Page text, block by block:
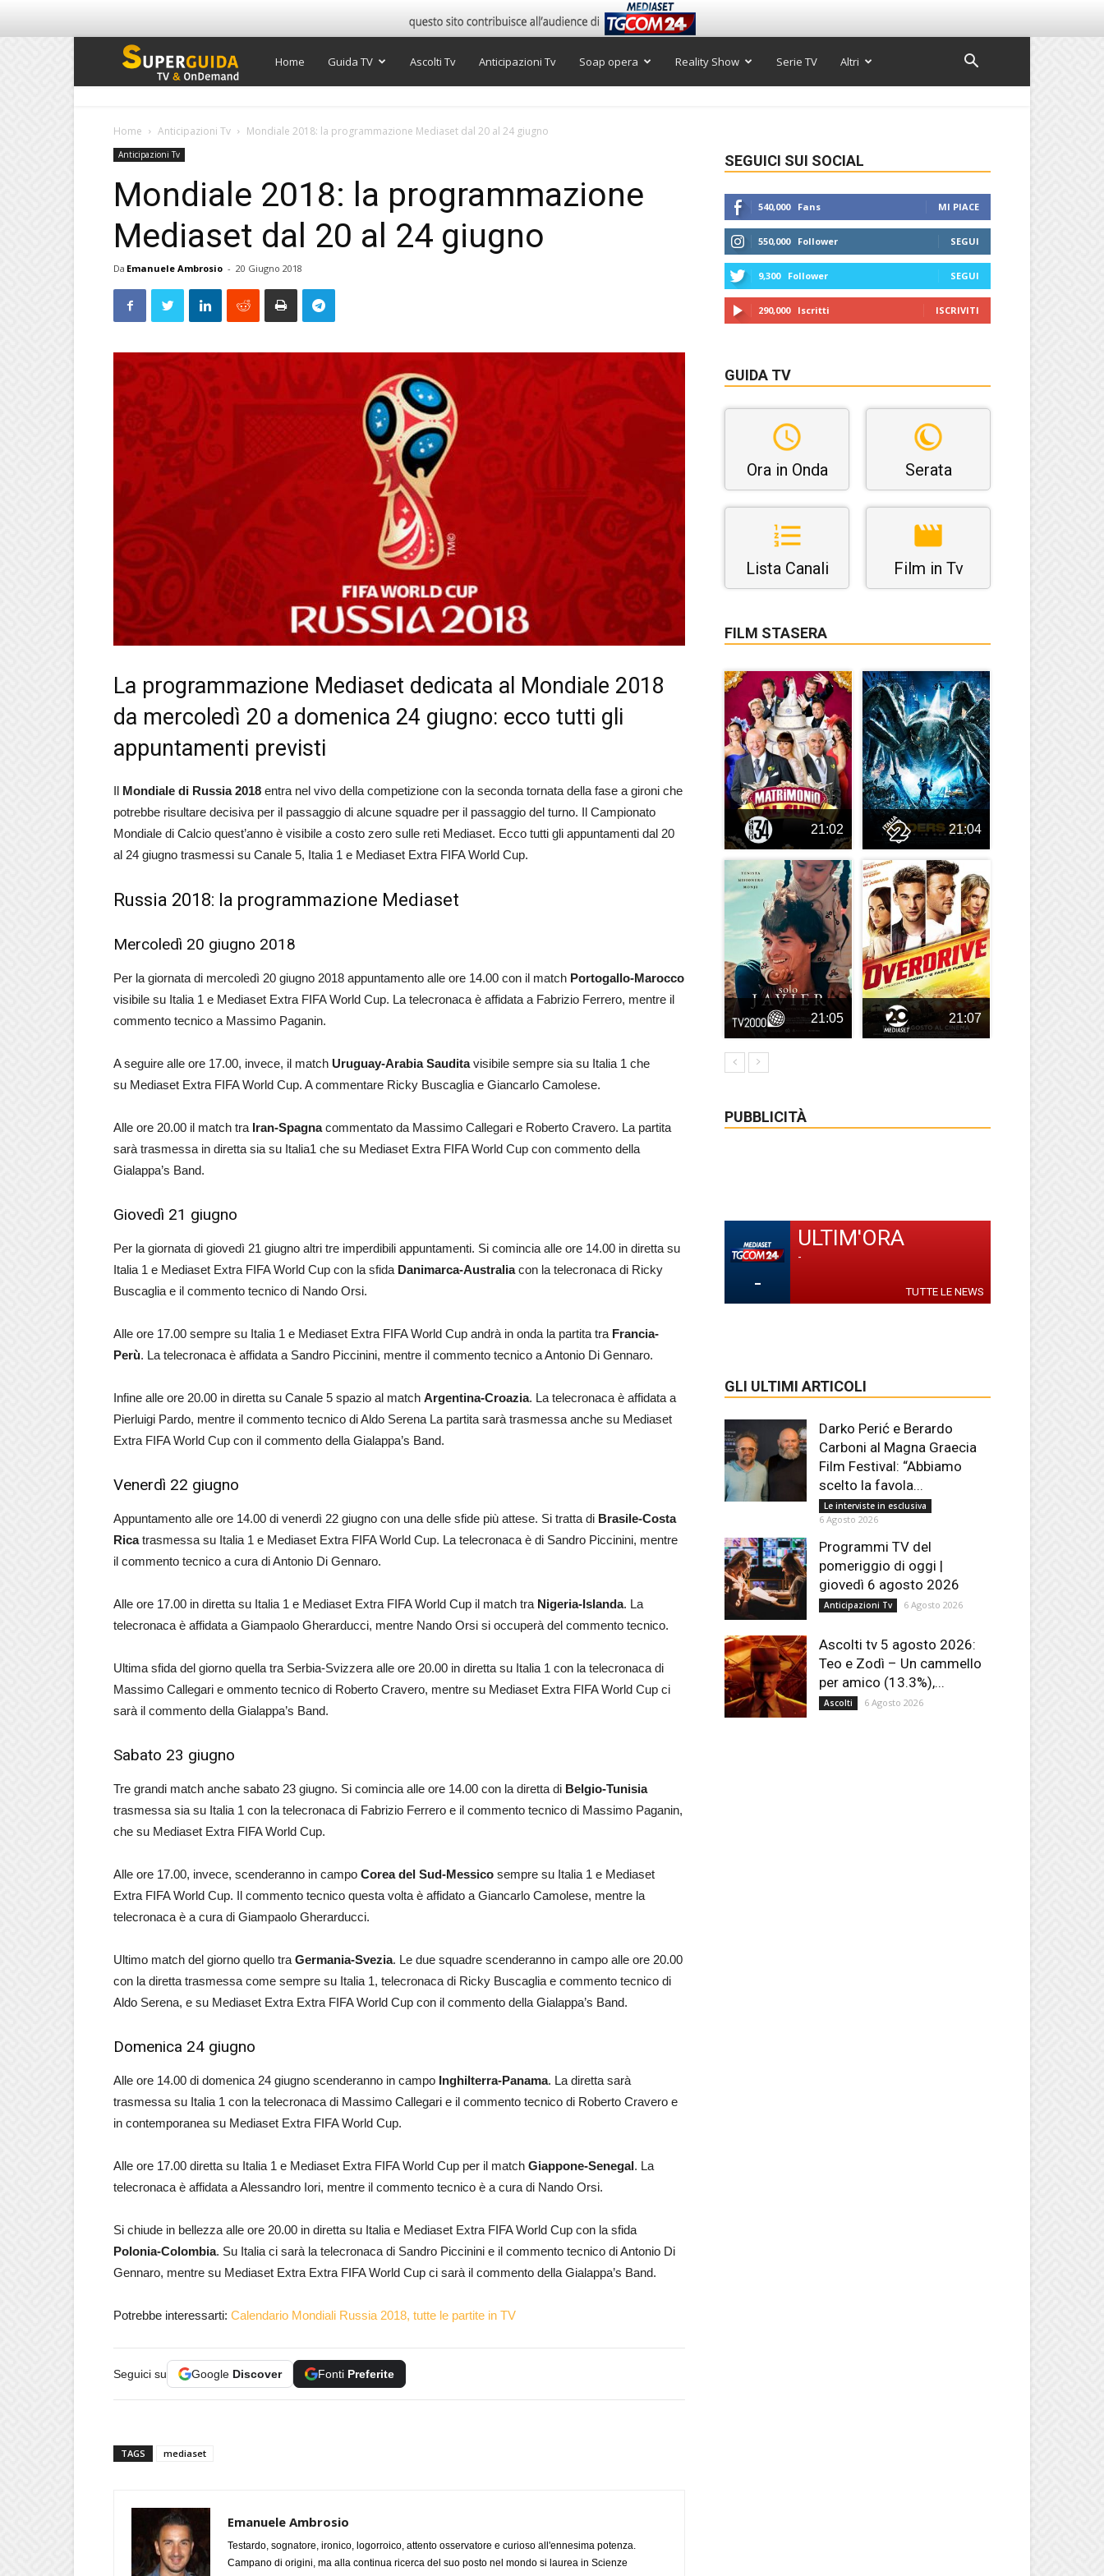
Super
Home Guida TV Ascolti Tv Anticipazioni Tv Soap opera Reality Show Serie TV Altri
Home Anticipazioni Tv Mondiale 2018: la programmazione Mediaset dal 20 al 24 giugno
Anticipazioni Tv
Mondiale 2018: la programmazione
Mediaset dal 20 al 24 giugno
Da Emanuele Ambrosio - 20 Giugno 2018
La programmazione Mediaset dedicata al Mondiale 2018
da mercoledì 20 a domenica 24 giugno: ecco tutti gli
appuntamenti previsti
Il Mondiale di Russia 2018 entra nel vivo della competizione con la seconda tornata della fase a gironi che
potrebbe risultare decisiva per il passaggio di alcune squadre per il passaggio del turno. Il Campionato
Mondiale di Calcio quest’anno è visibile a costo zero sulle reti Mediaset. Ecco tutti gli appuntamenti dal 20
al 24 giugno trasmessi su Canale 5, Italia 1 e Mediaset Extra FIFA World Cup.
Russia 2018: la programmazione Mediaset
Mercoledì 20 giugno 2018
Per la giornata di mercoledì 20 giugno 2018 appuntamento alle ore 14.00 con il match Portogallo-Marocco
visibile su Italia 1 e Mediaset Extra FIFA World Cup. La telecronaca è affidata a Fabrizio Ferrero, mentre il
commento tecnico a Massimo Paganin.
A seguire alle ore 17.00, invece, il match Uruguay-Arabia Sauditavisibile sempre sia su Italia 1 che
su Mediaset Extra FIFA World Cup. A commentare Ricky Buscaglia e Giancarlo Camolese.
Alle ore 20.00 il match tra Iran-Spagnacommentato da Massimo Callegari e Roberto Cravero. La partita
sarà trasmessa in diretta sia su Italia1 che su Mediaset Extra FIFA World Cup con commento della
Gialappa’s Band.
Giovedì 21 giugno
Per la giornata di giovedì 21 giugno altri tre imperdibili appuntamenti. Si comincia alle ore 14.00 in diretta su
Italia 1 e Mediaset Extra FIFA World Cup con la sfida Danimarca-Australiacon la telecronaca di Ricky
Buscaglia e il commento tecnico di Nando Orsi.
Alle ore 17.00 sempre su Italia 1 e Mediaset Extra FIFA World Cup andrà in onda la partita tra Francia-
Perù. La telecronaca è affidata a Sandro Piccinini, mentre il commento tecnico a Antonio Di Gennaro.
Infine alle ore 20.00 in diretta su Canale 5 spazio al match Argentina-Croazia. La telecronaca è affidata a
Pierluigi Pardo, mentre il commento tecnico di Aldo Serena La partita sarà trasmessa anche su Mediaset
Extra FIFA World Cup con il commento della Gialappa’s Band.
Venerdì 22 giugno
Appuntamento alle ore 14.00 di venerdì 22 giugno con una delle sfide più attese. Si tratta di Brasile-Costa
Ricatrasmessa su Italia 1 e Mediaset Extra FIFA World Cup. La telecronaca è di Sandro Piccinini, mentre
il commento tecnico a cura di Antonio Di Gennaro.
Alle ore 17.00 in diretta su Italia 1 e Mediaset Extra FIFA World Cup il match tra Nigeria-Islanda. La
telecronaca è affidata a Giampaolo Gherarducci, mentre Nando Orsi si occuperà del commento tecnico.
Ultima sfida del giorno quella tra Serbia-Svizzera alle ore 20.00 in diretta su Italia 1 con la telecronaca di
Massimo Callegari e ommento tecnico di Roberto Cravero, mentre su Mediaset Extra FIFA World Cup ci
sarà il commento della Gialappa’s Band.
Sabato 23 giugno
Tre grandi match anche sabato 23 giugno. Si comincia alle ore 14.00 con la diretta di Belgio-Tunisia
trasmessa sia su Italia 1 con la telecronaca di Fabrizio Ferrero e il commento tecnico di Massimo Paganin,
che su Mediaset Extra FIFA World Cup.
Alle ore 17.00, invece, scenderanno in campo Corea del Sud-Messico sempre su Italia 1 e Mediaset
Extra FIFA World Cup. Il commento tecnico questa volta è affidato a Giancarlo Camolese, mentre la
telecronaca è a cura di Giampaolo Gherarducci.
Ultimo match del giorno quello tra Germania-Svezia. Le due squadre scenderanno in campo alle ore 20.00
con la diretta trasmessa come sempre su Italia 1, telecronaca di Ricky Buscaglia e commento tecnico di
Aldo Serena, e su Mediaset Extra Extra FIFA World Cup con il commento della Gialappa’s Band.
Domenica 24 giugno
Alle ore 14.00 di domenica 24 giugno scenderanno in campo Inghilterra-Panama. La diretta sarà
trasmessa su Italia 1 con la telecronaca di Massimo Callegari e il commento tecnico di Roberto Cravero e
in contemporanea su Mediaset Extra FIFA World Cup.
Alle ore 17.00 diretta su Italia 1 e Mediaset Extra FIFA World Cup per il match Giappone-Senegal. La
telecronaca è affidata a Alessandro Iori, mentre il commento tecnico è a cura di Nando Orsi.
Si chiude in bellezza alle ore 20.00 in diretta su Italia e Mediaset Extra FIFA World Cup con la sfida
Polonia-Colombia. Su Italia ci sarà la telecronaca di Sandro Piccinini e il commento tecnico di Antonio Di
Gennaro, mentre su Mediaset Extra Extra FIFA World Cup ci sarà il commento della Gialappa’s Band.
Potrebbe interessarti: Calendario Mondiali Russia 2018, tutte le partite in TV
Seguici su Google Discover Fonti Preferite
TAGS mediaset
Emanuele Ambrosio
Testardo, sognatore, ironico, logorroico, attento osservatore e curioso all'ennesima potenza.
Campano di origini, ma alla continua ricerca del suo posto nel mondo si laurea in Scienze
SEGUICI SUI SOCIAL
540,000 Fans MI PIACE
550,000 Follower SEGUI
9,300 Follower SEGUI
290,000 Iscritti ISCRIVITI
GUIDA TV
Ora in Onda Serata
Lista Canali Film in Tv
FILM STASERA
21:02 21:04
21:05 21:07
PUBBLICITÀ
-
ULTIM'ORA
-
TUTTE LE NEWS
GLI ULTIMI ARTICOLI
Darko Perić e Berardo
Carboni al Magna Graecia
Film Festival: “Abbiamo
scelto la favola...
Le interviste in esclusiva
6 Agosto 2026
Programmi TV del
pomeriggio di oggi |
giovedì 6 agosto 2026
Anticipazioni Tv 6 Agosto 2026
Ascolti tv 5 agosto 2026:
Teo e Zodì – Un cammello
per amico (13.3%),...
Ascolti 6 Agosto 2026